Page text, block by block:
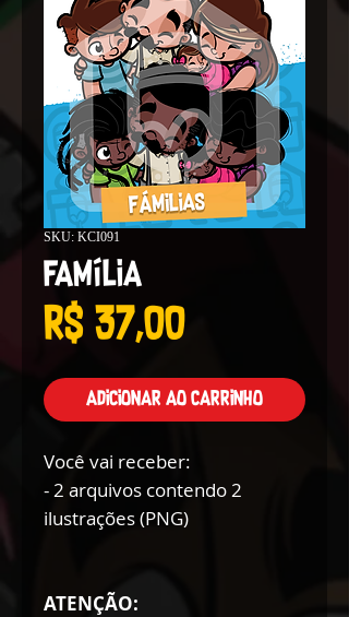
SKU: KCI091
Família
R$ 37,00Preço
Adicionar ao carrinho
Você vai receber:
- 2 arquivos contendo 2
ilustrações (PNG)
ATENÇÃO: